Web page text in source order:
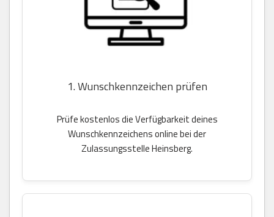
1. Wunschkennzeichen prüfen
Prüfe kostenlos die Verfügbarkeit deines
Wunschkennzeichens online bei der
Zulassungsstelle Heinsberg.